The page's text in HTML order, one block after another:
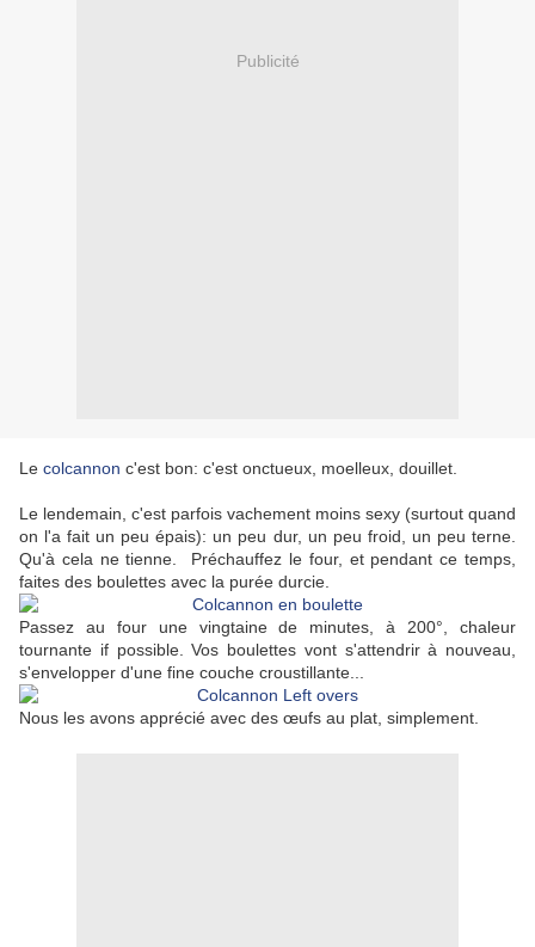
Publicité
Le colcannon c'est bon: c'est onctueux, moelleux, douillet.
Le lendemain, c'est parfois vachement moins sexy (surtout quand
on l'a fait un peu épais): un peu dur, un peu froid, un peu terne.
Qu'à cela ne tienne. Préchauffez le four, et pendant ce temps,
faites des boulettes avec la purée durcie.
Passez au four une vingtaine de minutes, à 200°, chaleur
tournante if possible. Vos boulettes vont s'attendrir à nouveau,
s'envelopper d'une fine couche croustillante...
Nous les avons apprécié avec des œufs au plat, simplement.